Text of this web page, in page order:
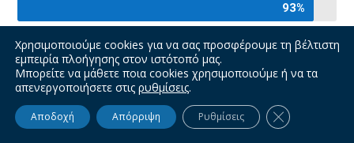
93%
93%
2023
2022
91%
91%
Χρησιμοποιούμε cookies για να σας προσφέρουμε τη βέλτιστη
εμπειρία πλοήγησης στον ιστότοπό μας.
Μπορείτε να μάθετε ποια cookies χρησιμοποιούμε ή να τα
απενεργοποιήσετε στις ρυθμίσεις.
Αποδοχή Απόρριψη Ρυθμίσεις Κλείσιμο του